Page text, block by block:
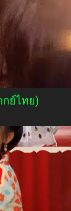
กย์ไทย)